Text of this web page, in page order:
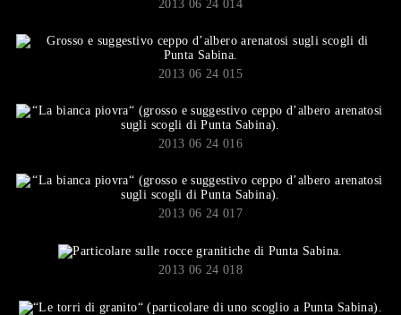
2013 06 24 014
2013 06 24 015
2013 06 24 016
2013 06 24 017
2013 06 24 018